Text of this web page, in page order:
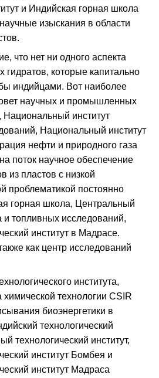
и Индийская горная школа
изыскания в области
что нет ни одного аспекта
гидратов, которые капитально
индийцами. Вот наиболее
научных и промышленных
Национальный институт
Национальный институт
нефти и природного газа
поток научное обеспечение
из пластов с низкой
проблематикой постоянно
горная школа, Центральный
и топливных исследований,
институт в Мадрасе.
как центр исследований
института,
химической технологии CSIR
биоэнергетики в
технологический
технологический институт,
институт Бомбея и
институт Мадраса